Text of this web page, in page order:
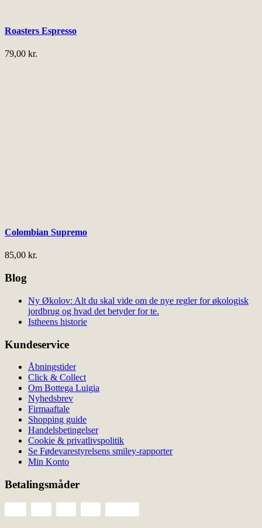
Roasters Espresso
79,00 kr.
Colombian Supremo
85,00 kr.
Blog
Ny Økolov: Alt du skal vide om de nye regler for økologisk
jordbrug og hvad det betyder for te.
Istheens historie
Kundeservice
Åbningstider
Click & Collect
Om Bottega Luigia
Nyhedsbrev
Firmaaftale
Shopping guide
Handelsbetingelser
Cookie & privatlivspolitik
Se Fødevarestyrelsens smiley-rapporter
Min Konto
Betalingsmåder